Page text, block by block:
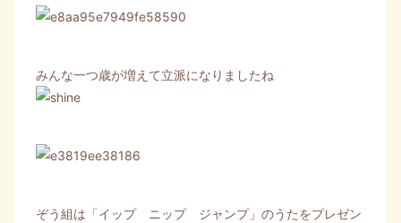
みんな一つ歳が増えて立派になりましたね
ぞう組は「イップ ニップ ジャンプ」のうたをプレゼン